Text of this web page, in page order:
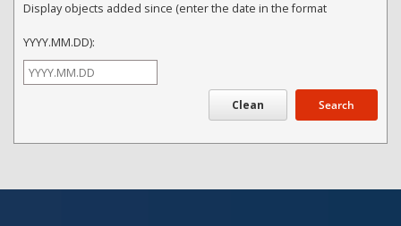
Display objects added since (enter the date in the format
YYYY.MM.DD):
Search